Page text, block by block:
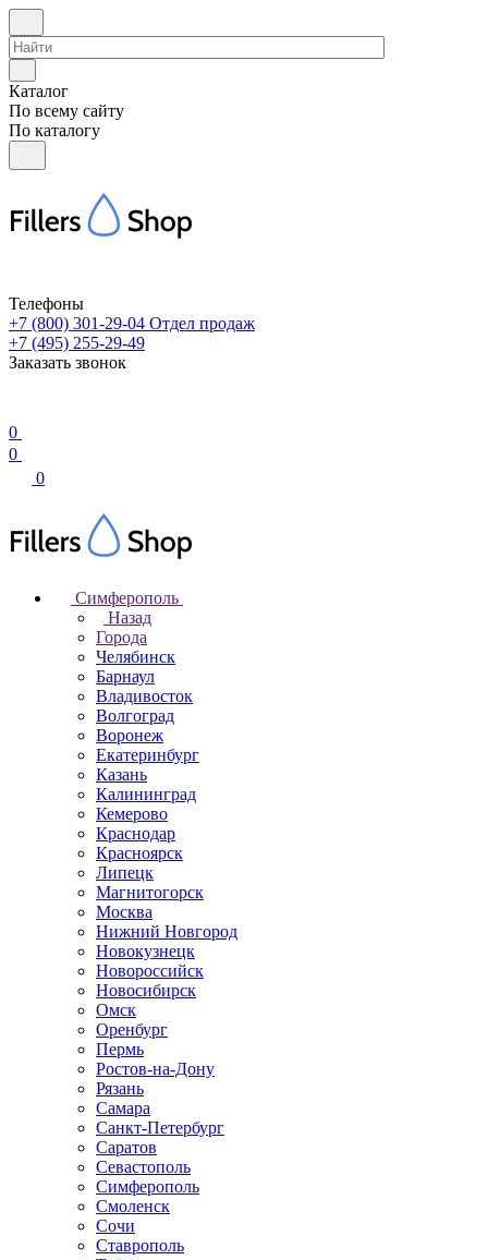
Каталог
По всему сайту
По каталогу
Телефоны
+7 (800) 301-29-04 Отдел продаж
+7 (495) 255-29-49
Заказать звонок
0
0
0
Симферополь
Назад
Города
Челябинск
Барнаул
Владивосток
Волгоград
Воронеж
Екатеринбург
Казань
Калининград
Кемерово
Краснодар
Красноярск
Липецк
Магнитогорск
Москва
Нижний Новгород
Новокузнецк
Новороссийск
Новосибирск
Омск
Оренбург
Пермь
Ростов-на-Дону
Рязань
Самара
Санкт-Петербург
Саратов
Севастополь
Симферополь
Смоленск
Сочи
Ставрополь